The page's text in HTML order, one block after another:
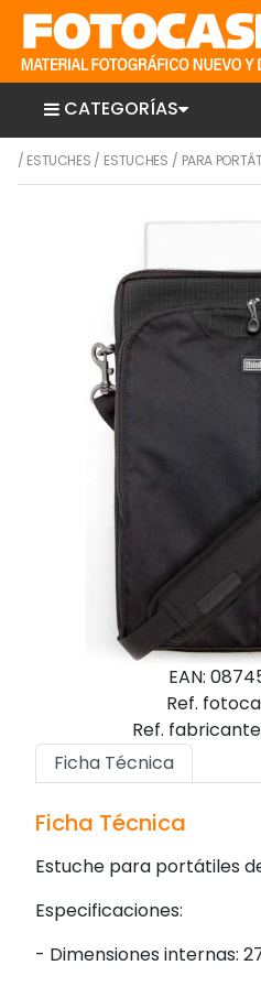
CATEGORÍAS
/ ESTUCHES / ESTUCHES / PARA
EAN:
Ref.
Ref.
Ficha Técnica
Ficha Técnica
Estuche para portátiles
Especificaciones:
- Dimensiones internas: